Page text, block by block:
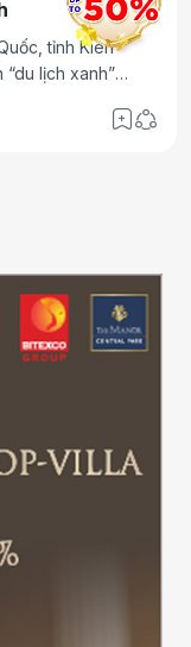
tỉnh Kiên
lịch xanh”